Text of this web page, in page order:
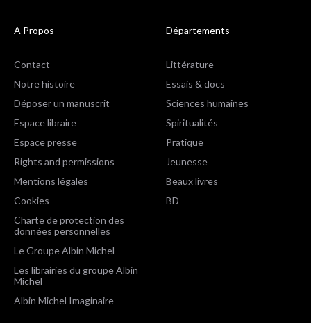
A Propos
Contact
Notre histoire
Déposer un manuscrit
Espace libraire
Espace presse
Rights and permissions
Mentions légales
Cookies
Charte de protection des
données personnelles
Le Groupe Albin Michel
Les librairies du groupe Albin
Michel
Albin Michel Imaginaire
Départements
Littérature
Essais & docs
Sciences humaines
Spiritualités
Pratique
Jeunesse
Beaux livres
BD